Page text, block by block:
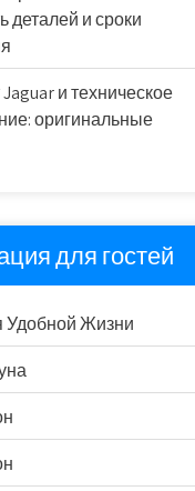
деталей и сроки
и техническое
оригинальные
для гостей
Удобной Жизни